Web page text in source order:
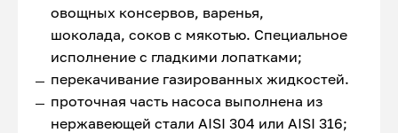
овощных консервов, варенья,
шоколада, соков с мякотью. Специальное
исполнение с гладкими лопатками;
перекачивание газированных жидкостей.
проточная часть насоса выполнена из
нержавеющей стали AISI 304 или AISI 316;